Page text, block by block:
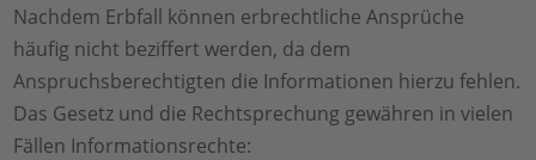
Nachdem Erbfall können erbrechtliche Ansprüche
häufig nicht beziffert werden, da dem
Anspruchsberechtigten die Informationen hierzu fehlen.
Das Gesetz und die Rechtsprechung gewähren in vielen
Fällen Informationsrechte: